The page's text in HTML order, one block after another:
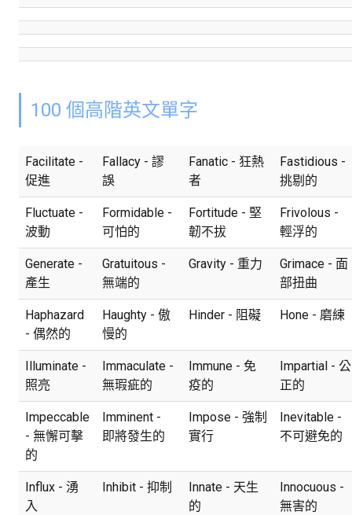
100 個高階英文單字
Facilitate -
促進
Fallacy - 謬
誤
Fanatic - 狂熱
者
Fastidious -
挑剔的
Fluctuate -
波動
Formidable -
可怕的
Fortitude - 堅
韌不拔
Frivolous -
輕浮的
Generate -
產生
Gratuitous -
無端的
Gravity - 重力
Grimace - 面
部扭曲
Haphazard
- 偶然的
Haughty - 傲
慢的
Hinder - 阻礙 Hone - 磨練
Illuminate -
照亮
Immaculate -
無瑕疵的
Immune - 免
疫的
Impartial - 公
正的
Impeccable
- 無懈可擊
的
Imminent -
即將發生的
Impose - 強制
實行
Inevitable -
不可避免的
Influx - 湧
入
Inhibit - 抑制
Innate - 天生
的
Innocuous -
無害的